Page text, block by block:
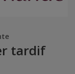
tardif